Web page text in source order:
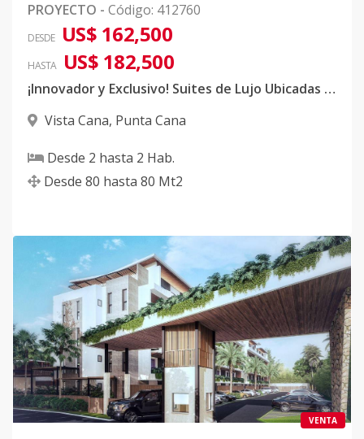
PROYECTO - Código: 412760
DESDE US$ 162,500
HASTA US$ 182,500
¡Innovador y Exclusivo! Suites de Lujo Ubicadas en VISTACANA
Vista Cana, Punta Cana
Desde 2 hasta 2 Hab.
Desde 80 hasta 80 Mt2
VENTA